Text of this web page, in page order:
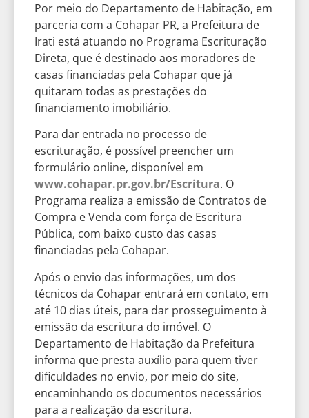
Por meio do Departamento de Habitação, em
parceria com a Cohapar PR, a Prefeitura de
Irati está atuando no Programa Escrituração
Direta, que é destinado aos moradores de
casas financiadas pela Cohapar que já
quitaram todas as prestações do
financiamento imobiliário.
Para dar entrada no processo de
escrituração, é possível preencher um
formulário online, disponível em
www.cohapar.pr.gov.br/Escritura. O
Programa realiza a emissão de Contratos de
Compra e Venda com força de Escritura
Pública, com baixo custo das casas
financiadas pela Cohapar.
Após o envio das informações, um dos
técnicos da Cohapar entrará em contato, em
até 10 dias úteis, para dar prosseguimento à
emissão da escritura do imóvel. O
Departamento de Habitação da Prefeitura
informa que presta auxílio para quem tiver
dificuldades no envio, por meio do site,
encaminhando os documentos necessários
para a realização da escritura.